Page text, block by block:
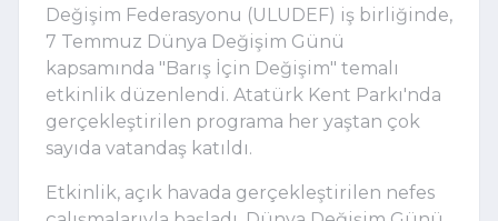
Değişim Federasyonu (ULUDEF) iş birliğinde,
7 Temmuz Dünya Değişim Günü
kapsamında "Barış İçin Değişim" temalı
etkinlik düzenlendi. Atatürk Kent Parkı'nda
gerçekleştirilen programa her yaştan çok
sayıda vatandaş katıldı.
Etkinlik, açık havada gerçekleştirilen nefes